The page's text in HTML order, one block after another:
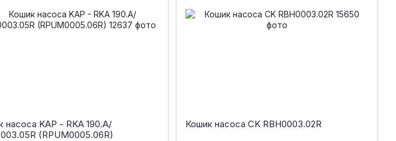
насоса KAP - RKA 190.A/
(RPUM0005.06R)
Кошик насоса CK RBH0003.02R